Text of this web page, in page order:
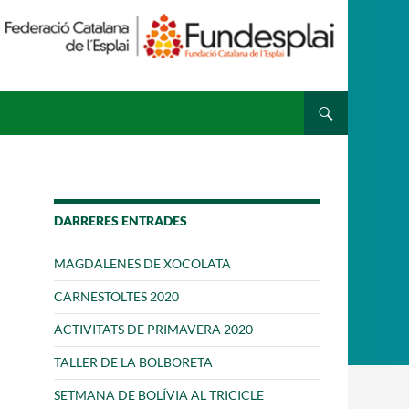
DARRERES ENTRADES
MAGDALENES DE XOCOLATA
CARNESTOLTES 2020
ACTIVITATS DE PRIMAVERA 2020
TALLER DE LA BOLBORETA
SETMANA DE BOLÍVIA AL TRICICLE
SUPORT TERCER SECTOR
Fes voluntariat